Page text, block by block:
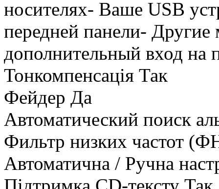
носителях- Ваше USB
передней панели- Другие
дополнительный вход на
Тонкомпенсація Так
Фейдер Да
Автоматический поиск
Фильтр низких частот
Автоматична / Ручна